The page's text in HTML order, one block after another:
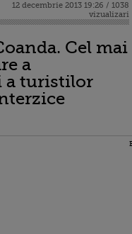
12 decembrie 2013 19:26 / 1038
vizualizari
Cel mai
a
a turistilor